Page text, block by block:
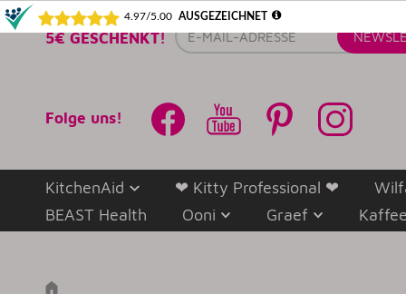
5€ GESCHENKT! E-
Mail-
Folge uns!
KitchenAid ❤ Kitty Professional ❤
BEAST Health
Ooni Graef